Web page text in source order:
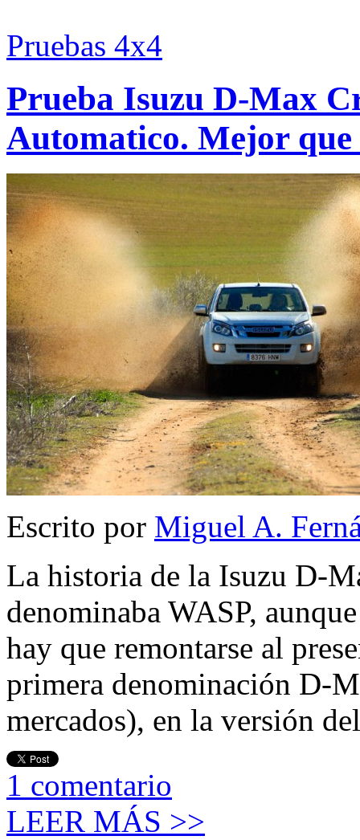
Pruebas 4x4
Prueba Isuzu D-Max
Automatico. Mejor que
Escrito por Miguel A.
La historia de la Isuzu D-
denominaba WASP,
hay que remontarse al
primera denominación D-
mercados), en la versión
1 comentario
LEER MÁS >>